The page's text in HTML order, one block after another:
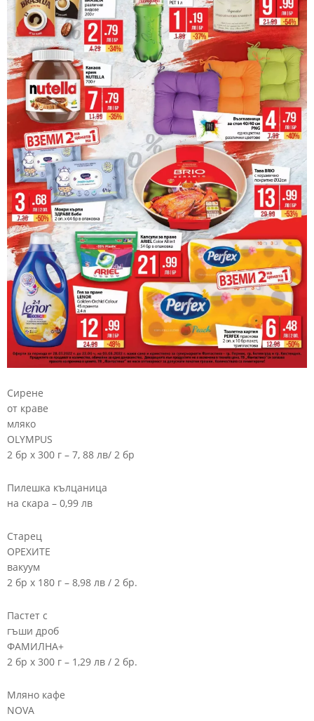
Сирене
от краве
мляко
OLYMPUS
2 бр х 300 г – 7, 88 лв/ 2 бр
Пилешка кълцаница
на скара – 0,99 лв
Старец
ОРЕХИТЕ
вакуум
2 бр х 180 г – 8,98 лв / 2 бр.
Пастет с
гъши дроб
ФАМИЛНА+
2 бр х 300 г – 1,29 лв / 2 бр.
Мляно кафе
NOVA